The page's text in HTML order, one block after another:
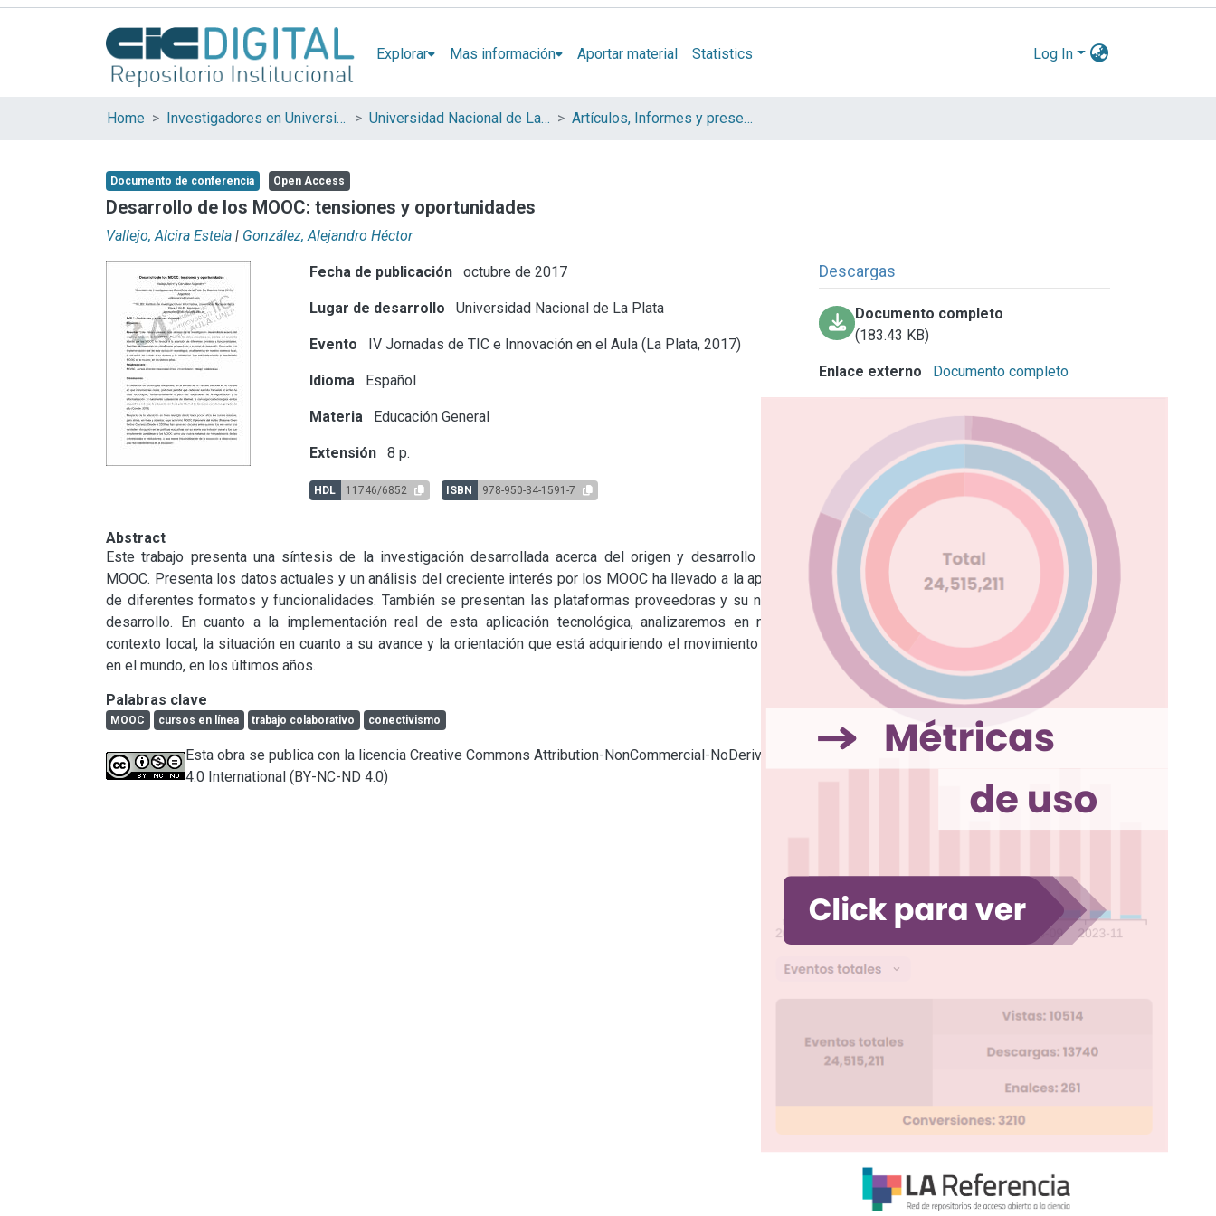
Explorar Mas información Aportar material Statistics Log In
Home Investigadores en Universidades Nacionales de la provincia de Buenos Aires Universidad Nacional de La Plata (UNLP) Artículos, Informes y presentaciones en Congresos (UNLP)
Documento de conferencia Open Access
Desarrollo de los MOOC: tensiones y oportunidades
Vallejo, Alcira Estela | González, Alejandro Héctor
Fecha de publicación octubre de 2017
Lugar de desarrollo Universidad Nacional de La Plata
Evento IV Jornadas de TIC e Innovación en el Aula (La Plata, 2017)
Idioma Español
Materia Educación General
Extensión 8 p.
HDL 11746/6852 ISBN 978-950-34-1591-7
Descargas
Documento completo
(183.43 KB)
Enlace externo Documento completo
Abstract
Este trabajo presenta una síntesis de la investigación desarrollada acerca del origen y desarrollo de los
MOOC. Presenta los datos actuales y un análisis del creciente interés por los MOOC ha llevado a la aparición
de diferentes formatos y funcionalidades. También se presentan las plataformas proveedoras y su nivel de
desarrollo. En cuanto a la implementación real de esta aplicación tecnológica, analizaremos en nuestro
contexto local, la situación en cuanto a su avance y la orientación que está adquiriendo el movimiento MOOC
en el mundo, en los últimos años.
Palabras clave
MOOC cursos en línea trabajo colaborativo conectivismo
Esta obra se publica con la licencia Creative Commons Attribution-NonCommercial-NoDerivatives
4.0 International (BY-NC-ND 4.0)